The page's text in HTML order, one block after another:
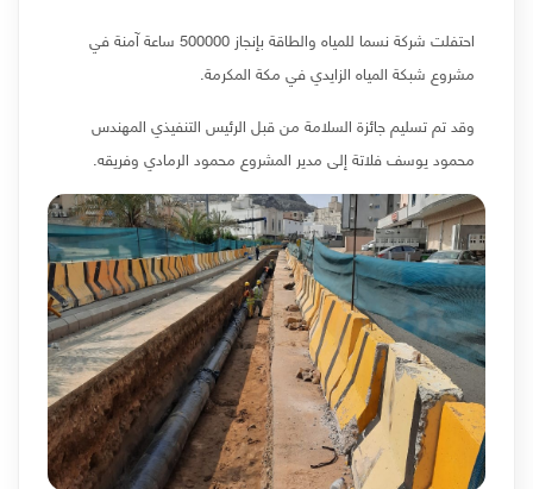
احتفلت شركة نسما للمياه والطاقة بإنجاز 500000 ساعة آمنة في
مشروع شبكة المياه الزايدي في مكة المكرمة.
وقد تم تسليم جائزة السلامة من قبل الرئيس التنفيذي المهندس
محمود يوسف فلاتة إلى مدير المشروع محمود الرمادي وفريقه.